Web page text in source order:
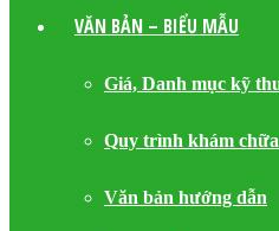
VĂN BẢN – BIỂU MẪU
Giá, Danh mục kỹ
Quy trình khám
Văn bản hướng dẫn